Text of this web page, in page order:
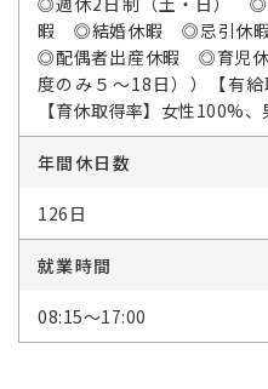
暇 ◎結婚休暇 ◎忌引休
◎配偶者出産休暇 ◎育児
度のみ５～18日））【有
【育休取得率】女性100%
年間休日数
126日
就業時間
08:15～17:00